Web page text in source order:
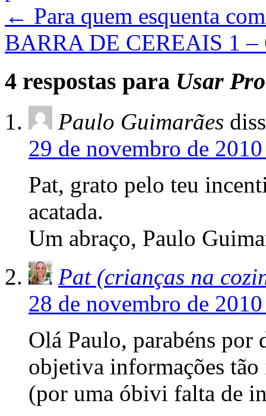
← Para quem esquenta
BARRA DE CEREAIS 1
4 respostas para Usar
Paulo Guimarães
29 de novembro de
Pat, grato pelo teu
acatada.
Um abraço, Paulo
Pat (crianças na
28 de novembro de
Olá Paulo, parabéns
objetiva informações
(por uma óbivi falta de